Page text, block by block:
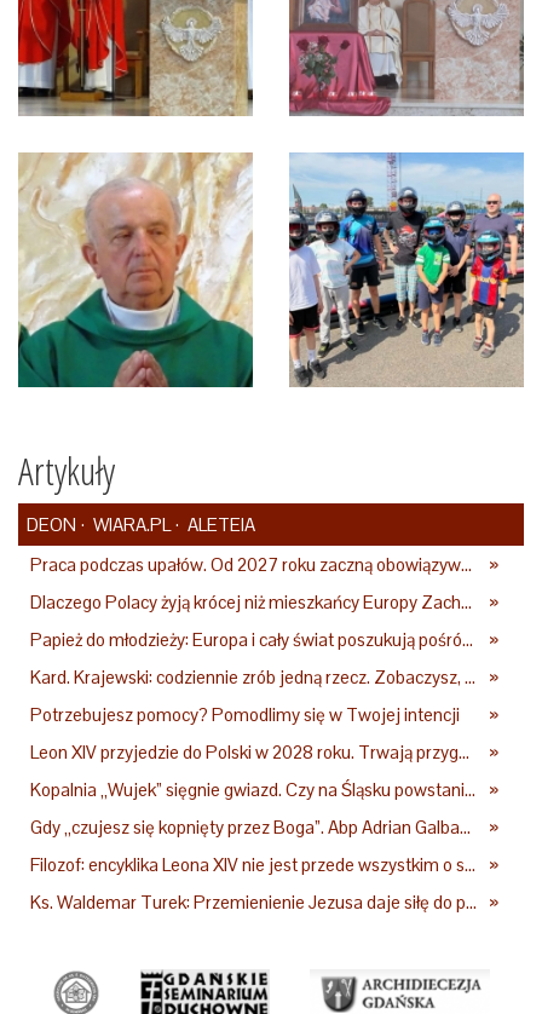
Artykuły
DEON WIARA.PL
ALETEIA
»
Praca podczas upałów. Od 2027 roku zaczną obowiązywać nowe przepisy
»
Dlaczego Polacy żyją krócej niż mieszkańcy Europy Zachodniej? Ekspertka wskazuje główne przyczyny
»
Papież do młodzieży: Europa i cały świat poszukują pośród was nowych świętych
»
Kard. Krajewski: codziennie zrób jedną rzecz. Zobaczysz, co stanie się z twoim życiem
»
Potrzebujesz pomocy? Pomodlimy się w Twojej intencji
»
Leon XIV przyjedzie do Polski w 2028 roku. Trwają przygotowania do papieskiej pielgrzymki
»
Kopalnia „Wujek” sięgnie gwiazd. Czy na Śląsku powstanie „Dolina Krzemowa”?
»
Gdy „czujesz się kopnięty przez Boga”. Abp Adrian Galbas: Pan Bóg nie zabierze szpili
»
Filozof: encyklika Leona XIV nie jest przede wszystkim o sztucznej inteligencji
»
Ks. Waldemar Turek: Przemienienie Jezusa daje siłę do pokonywania przeciwności